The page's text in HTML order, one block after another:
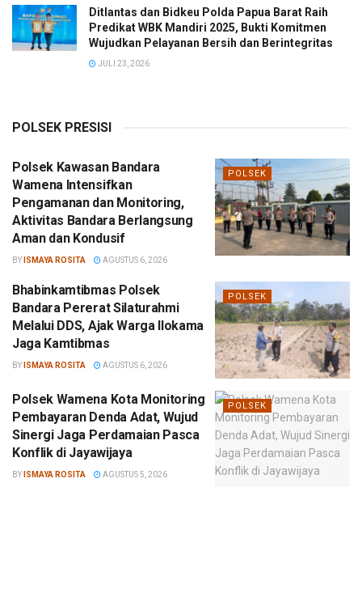
Ditlantas dan Bidkeu Polda Papua Barat Raih
Predikat WBK Mandiri 2025, Bukti Komitmen
Wujudkan Pelayanan Bersih dan Berintegritas
JULI 23, 2026
POLSEK PRESISI
POLSEK
Polsek Kawasan Bandara
Wamena Intensifkan
Pengamanan dan Monitoring,
Aktivitas Bandara Berlangsung
Aman dan Kondusif
BY ISMAYA ROSITA AGUSTUS 6, 2026
POLSEK
Bhabinkamtibmas Polsek
Bandara Pererat Silaturahmi
Melalui DDS, Ajak Warga Ilokama
Jaga Kamtibmas
BY ISMAYA ROSITA AGUSTUS 6, 2026
POLSEK
Polsek Wamena Kota Monitoring
Pembayaran Denda Adat, Wujud
Sinergi Jaga Perdamaian Pasca
Konflik di Jayawijaya
BY ISMAYA ROSITA AGUSTUS 5, 2026